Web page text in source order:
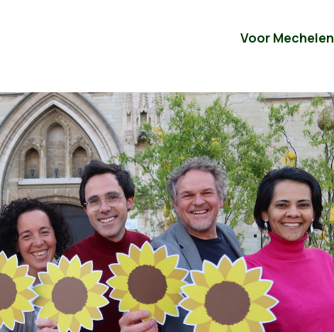
Voor Mechelen